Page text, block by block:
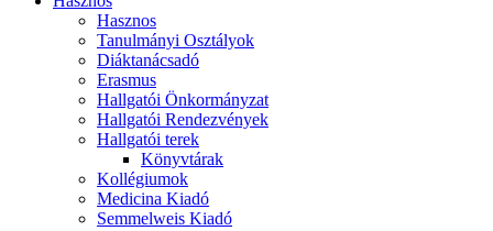
Hasznos
Tanulmányi Osztályok
Diáktanácsadó
Erasmus
Hallgatói Önkormányzat
Hallgatói Rendezvények
Hallgatói terek
Könyvtárak
Kollégiumok
Medicina Kiadó
Semmelweis Kiadó